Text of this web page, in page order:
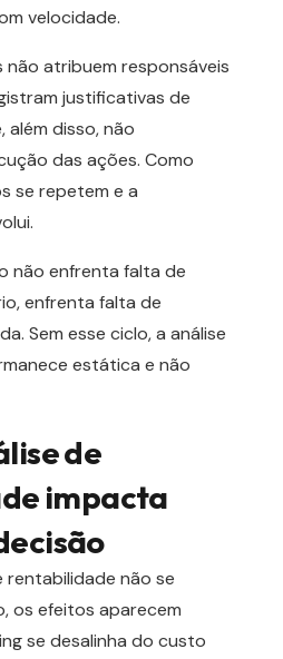
velocidade.
atribuem responsáveis
justificativas de
disso, não
das ações. Como
se repetem e a
não enfrenta falta de
enfrenta falta de
Sem esse ciclo, a análise
estática e não
de
impacta
rentabilidade não se
os efeitos aparecem
se desalinha do custo